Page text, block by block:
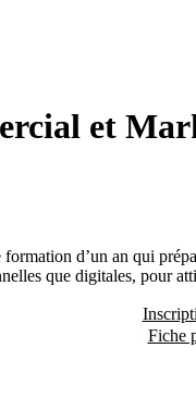
et
d’un an qui
que digitales, pour
Fiche